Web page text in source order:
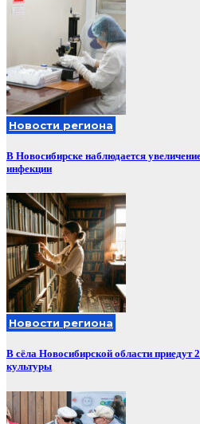
Новости региона
В Новосибирске наблюдается
инфекции
Новости региона
В сёла Новосибирской области приедут
культуры